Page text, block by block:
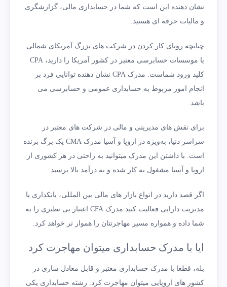
نشان دهنده این است که شما در حسابداری مالی، گزارشگری
و مالیات حرفه ای هستید.
چنانچه رویای کار کردن در شرکت های بزرگ آمریکای شمالی
یا موسسات حسابرسی معتبر در کشور آمریکا را دارید، CPA
کلید ورود شماست. مدرک CPA نشان دهنده توانایی فرد بر
انجام امور مربوط به حسابداری عمومی و حسابرسی می
باشد.
برای نقش های مدیریتی و مالی در شرکت های معتبر در
سراسر دنیا، به‌ویژه در اروپا و آسیا مدرک CMA یک برگ برنده
است. با داشتن این مدرک میتوانید به راحتی در هر کشوری از
اروپا و آسیا مشغول به کار شده و به درآمد بالا برسید.
اگر قصد دارید در انواع بازار های مالی بین المللی، بانکداری یا
مدیریت دارایی فعالیت کنید مدرک CFA اعتبار بی نظیری را به
شما داده و همواره مسیر مهاجرتتان را هموار تر خواهد کرد.
ایا با مدرک حسابداری میتوان مهاجرت کرد
بله، قطعا با مدرک حسابداری معتبر و قابل معادل سازی در
کشور های اروپایی میتوان مهاجرت کرد. رشته حسابداری یکی